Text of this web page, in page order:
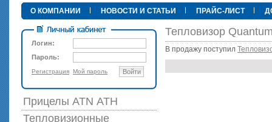
О КОМПАНИИ НОВОСТИ И СТАТЬИ ПРАЙС-ЛИСТ
Логин:
Пароль:
Регистрация Мой пароль Войти
Прицелы ATN АТН
Тепловизионные
Тепловизор
В продажу поступил